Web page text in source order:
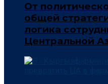
От
общей
логика
Центральной